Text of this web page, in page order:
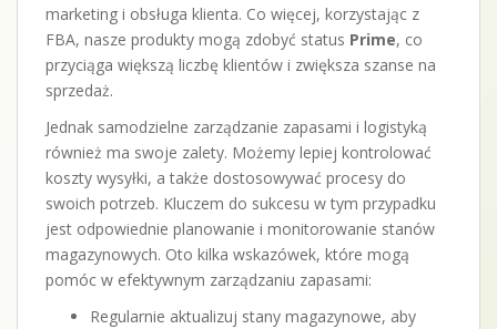
marketing i obsługa klienta. Co więcej, korzystając z
FBA, nasze produkty mogą zdobyć status Prime, co
przyciąga większą liczbę klientów i zwiększa szanse na
sprzedaż.
Jednak samodzielne zarządzanie zapasami i logistyką
również ma swoje zalety. Możemy lepiej kontrolować
koszty wysyłki, a także dostosowywać procesy do
swoich potrzeb. Kluczem do sukcesu w tym przypadku
jest odpowiednie planowanie i monitorowanie stanów
magazynowych. Oto kilka wskazówek, które mogą
pomóc w efektywnym zarządzaniu zapasami:
Regularnie aktualizuj stany magazynowe, aby